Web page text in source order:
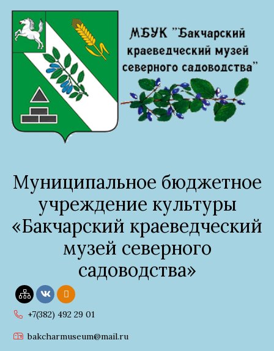
Муниципальное бюджетное
учреждение культуры
«Бакчарский краеведческий
музей северного
садоводства»
+7(382) 492 29 01
bakcharmuseum@mail.ru